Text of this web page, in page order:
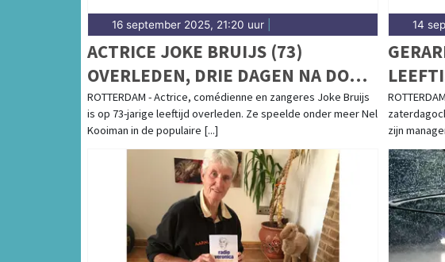
16 september 2025, 21:20 uur
ACTRICE JOKE BRUIJS (73)
OVERLEDEN, DRIE DAGEN NA DOOD
VAN EX-MAN GERARD COX
ROTTERDAM - Actrice, comédienne en zangeres Joke Bruijs
is op 73-jarige leeftijd overleden. Ze speelde onder meer Nel
Kooiman in de populaire [...]
14
zijn